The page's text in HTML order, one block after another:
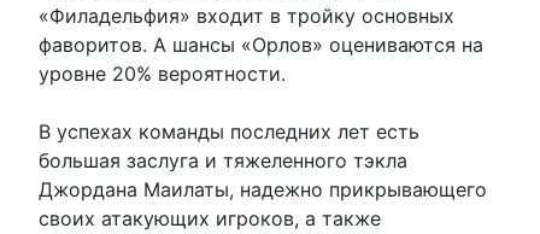
«Филадельфия» входит в тройку основных
фаворитов. А шансы «Орлов» оцениваются на
уровне 20% вероятности.
В успехах команды последних лет есть
большая заслуга и тяжеленного тэкла
Джордана Маилаты, надежно прикрывающего
своих атакующих игроков, а также